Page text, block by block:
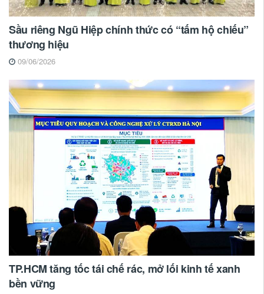
Sầu riêng Ngũ Hiệp chính thức có “tấm hộ chiếu”
thương hiệu
09/06/2026
TP.HCM tăng tốc tái chế rác, mở lối kinh tế xanh
bền vững